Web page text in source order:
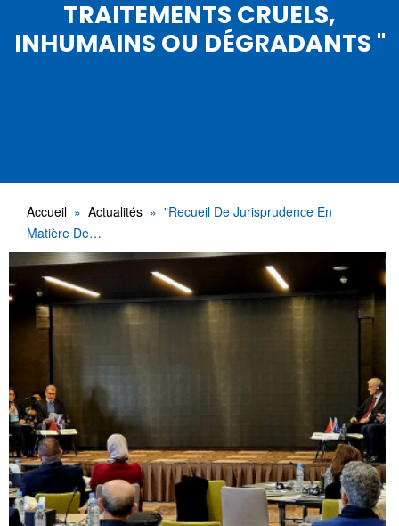
TRAITEMENTS CRUELS,
INHUMAINS OU DÉGRADANTS "
Accueil Actualités
"Recueil De Jurisprudence En
Matière De…